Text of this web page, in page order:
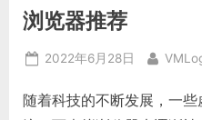
浏
览
指
纹
canvas
指
纹
浏览器推荐
Posted
2022年6月28日 By
随着科技的不断发展，一